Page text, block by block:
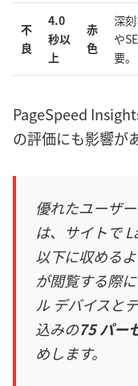
不
良
4.0
秒以
上
赤
色
深
や
要。
PageSpeed
の評価にも影響が
優れたユーザ
は、サイトで
以下に収める
が閲覧する際
ル デバイスと
込みの75 パー
めします。